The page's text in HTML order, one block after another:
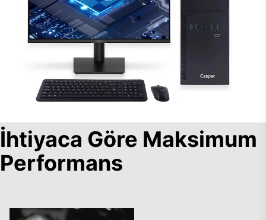
İhtiyaca Göre Maksimum
Performans